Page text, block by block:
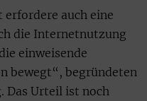
auch eine
die Internetnutzung
einweisende
bewegt“, begründeten
Das Urteil ist noch